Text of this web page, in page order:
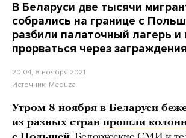
В Беларуси две тысячи
собрались на границе с
разбили палаточный лагерь и
прорваться через заграждения
20:04, 8 ноября 2021
Источник: Meduza
Утром 8 ноября в Беларуси
из разных стран прошли